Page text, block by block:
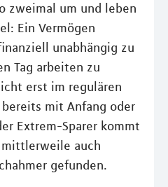
zweimal um und leben
Ein Vermögen
unabhängig zu
Tag arbeiten zu
erst im regulären
mit Anfang oder
Extrem-Sparer kommt
mittlerweile auch
gefunden.